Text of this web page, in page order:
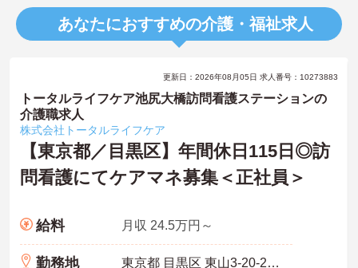
あなたにおすすめの介護・福祉求人
更新日：2026年08月05日 求人番号：10273883
トータルライフケア池尻大橋訪問看護ステーションの
介護職求人
株式会社トータルライフケア
【東京都／目黒区】年間休日115日◎訪
問看護にてケアマネ募集＜正社員＞
給料 月収 24.5万円～
勤務地 東京都 目黒区 東山3-20-20 サニイヒルズ東山101